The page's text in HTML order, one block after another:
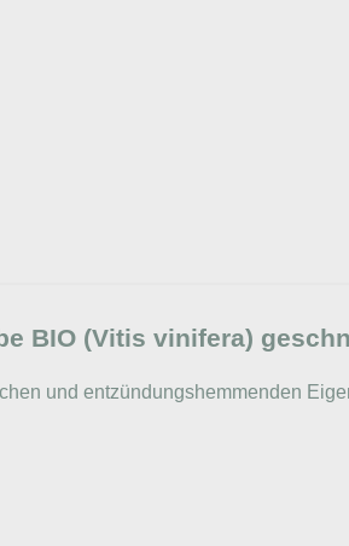
BIO (Vitis vinifera)
und entzündungshemmenden